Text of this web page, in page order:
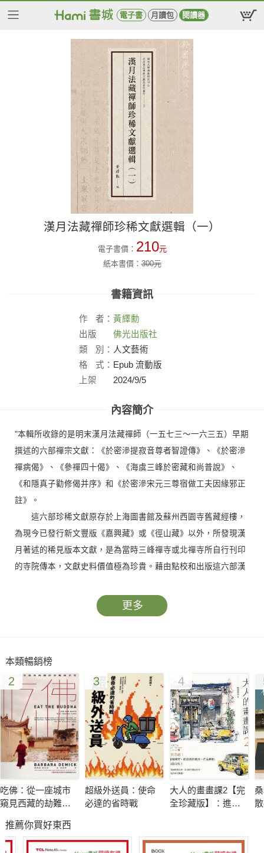
電子書 月讀包 閱讀器
漢月法藏禪師珍稀文獻選輯（一）
電子書價： 210元
紙本書價：300元
書籍資訊
作 者： 黃繹勳
出版
社：
佛光出版社
類
別： 人文藝術
格
式： Epub 流動版
上架
2024/9/5
內容簡介
"本輯所收錄的是明末漢月法藏禪師（一五七三～一六三五）早期
撰述的六部禪宗文獻：《於密滲提寂音尊者智證傳》、《於密滲
禪病偈》、《參禪四十偈》、《海虞三峰於密藏和尚普說》、
《和隱真子勸修偈并序》和《於密滲宋元三尊宿做工夫因緣邪正
註》。
這六部珍稀文獻原存於上海圖書館及蘇州西園寺舊藏經樓，
為現今已發行新文豐版《嘉興藏》或《徑山藏》以外，所發現漢
月著述的稀見版本文獻，是為當時三峰禪寺或北禪寺所自行刊印
的寺院傳本，文獻史料價值極為珍貴。藉由點校和出版這六部漢
月的禪、教、戒律、淨土思想，以及參禪和看話頭的修行指導等
等面向，發展成研究專文或專書，這六部文獻亦是漢傳佛教學術
更多
本類暢銷榜
2
吃佛：從一座城市
窺見西藏的劫難與
3
超級外送員：使命
必達的省時戰
4
大人的畫畫課2【完
全珍藏版】：進階
推薦你買好東西